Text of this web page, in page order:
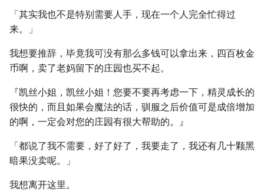
「其实我也不是特别需要人手，现在一个人完全忙得过
来。」
我想要推辞，毕竟我可没有那么多钱可以拿出来，四百枚金
币啊，卖了老妈留下的庄园也买不起。
『凯丝小姐，凯丝小姐！您要不要再考虑一下，精灵成长的
很快的，而且如果会魔法的话，驯服之后价值可是成倍增加
的啊，一定会对您的庄园有很大帮助的。』
「都说了我不需要，好了好了，我要走了，我还有几十颗黑
暗果没卖呢。」
我想离开这里。